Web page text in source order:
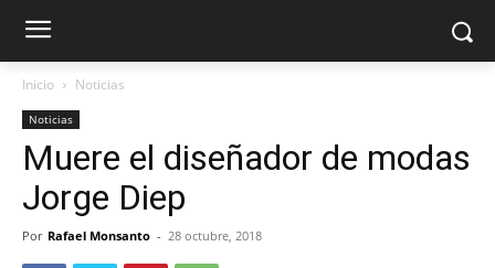
Inicio Noticias
Noticias
Muere el diseñador de modas
Jorge Diep
Por Rafael Monsanto - 28 octubre, 2018